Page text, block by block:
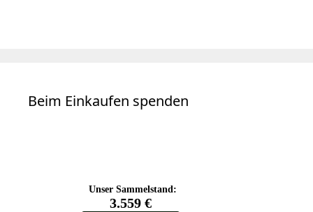
Beim Einkaufen spenden